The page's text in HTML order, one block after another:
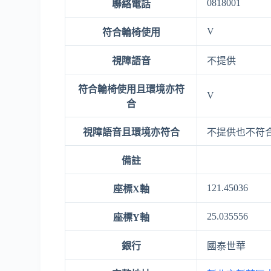
聯絡電話 0818001
符合輪椅使用 V
視障語音 不提供
符合輪椅使用且環境亦符
合
V
視障語音且環境亦符合 不提供也不符
備註
座標X軸 121.45036
座標Y軸 25.035556
銀行 國泰世華